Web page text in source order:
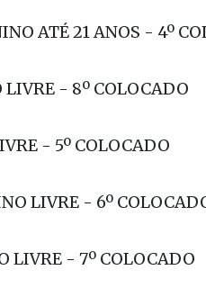
ATÉ 21 ANOS - 4º
ATÉ 21 ANOS - 4º
- 8º COLOCADO
- 5º COLOCADO
LIVRE - 6º COLOCADO